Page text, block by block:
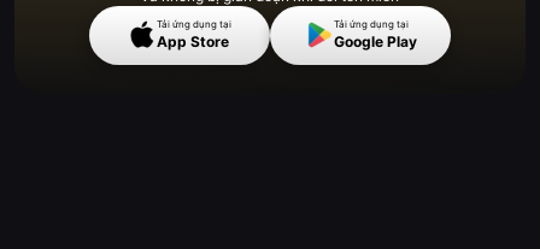
Tải ứng dụng tại
App Store
Tải ứng dụng tại
Google Play